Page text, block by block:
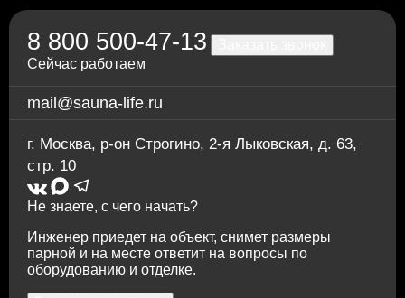
Через приложение Сбербанк онлайн
По счету в отделении любого банка
8 800 500-47-13
Сейчас работаем
mail@sauna-life.ru
г. Москва, р-он Строгино, 2-я Лыковская, д. 63,
стр. 10
Не знаете, с чего начать?
Инженер приедет на объект, снимет размеры
парной и на месте ответит на вопросы по
оборудованию и отделке.